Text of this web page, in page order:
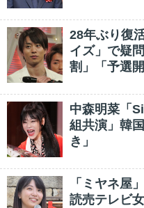
28年ぶり復
イズ」で疑
割」「予選
中森明菜「
組共演」韓
き」
「ミヤネ屋
読売テレビ